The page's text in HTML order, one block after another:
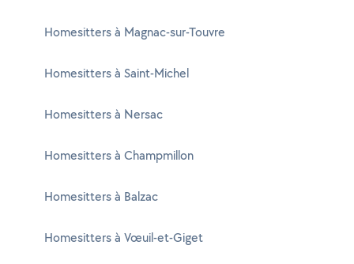
Homesitters à Magnac-sur-Touvre
Homesitters à Saint-Michel
Homesitters à Nersac
Homesitters à Champmillon
Homesitters à Balzac
Homesitters à Vœuil-et-Giget